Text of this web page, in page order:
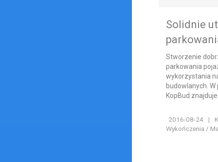
Solidnie
Stworzenie
parkowania
wykorzystania
budowlanych.
KopBud
2016-08-24 |
Wykończenia /